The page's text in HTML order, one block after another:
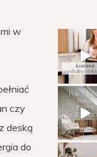
w
czy
deską
do